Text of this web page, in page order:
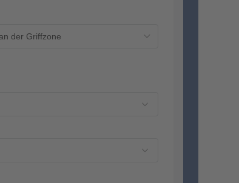
der Griffzone